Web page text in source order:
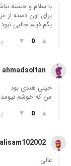
با سلام و خسته
برای اون دسته از
بگم فیلم جالبی
▲
0
▼
ahmadsoltan
خیلی هندی بود
من که خوشم
▲
0
▼
alisam102002
عالی